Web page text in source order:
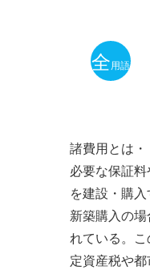
用
解
説
ナ
ビ
全用語
諸費用とは
必要な保証
を建設・購
新築購入の
れている。
定資産税や